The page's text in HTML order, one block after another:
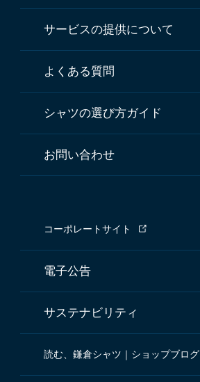
サービスの提供について
よくある質問
シャツの選び方ガイド
お問い合わせ
コーポレートサイト
電子公告
サステナビリティ
読む、鎌倉シャツ｜ショップブログ